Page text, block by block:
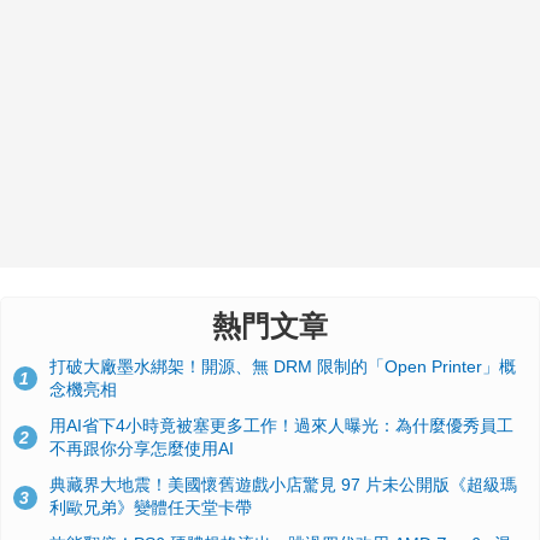
熱門文章
1
打破大廠墨水綁架！開源、無 DRM 限制的「Open Printer」概
念機亮相
2
用AI省下4小時竟被塞更多工作！過來人曝光：為什麼優秀員工
不再跟你分享怎麼使用AI
3
典藏界大地震！美國懷舊遊戲小店驚見 97 片未公開版《超級瑪
利歐兄弟》變體任天堂卡帶